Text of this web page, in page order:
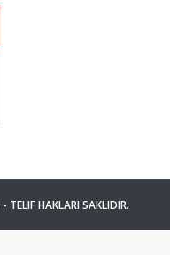
- TELIF HAKLARI SAKLIDIR.